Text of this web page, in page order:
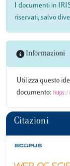
I documenti in
riservati, salvo
Informazioni
Utilizza questo
documento:
Citazioni